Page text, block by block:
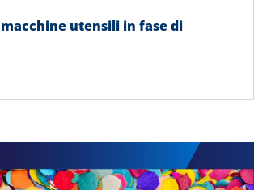
utensili in fase di